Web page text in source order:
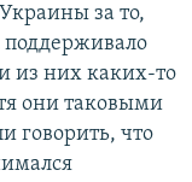
за то,
поддерживало
из них каких-то
они таковыми
говорить, что